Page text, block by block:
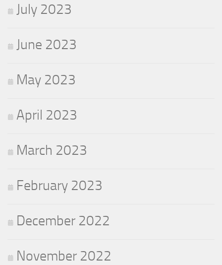
July 2023
June 2023
May 2023
April 2023
March 2023
February 2023
December 2022
November 2022